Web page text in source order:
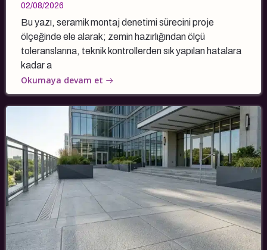
02/08/2026
Bu yazı, seramik montaj denetimi sürecini proje
ölçeğinde ele alarak; zemin hazırlığından ölçü
toleranslarına, teknik kontrollerden sık yapılan hatalara
kadar a
Okumaya devam et